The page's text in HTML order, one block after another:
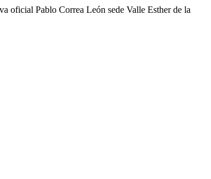
oficial Pablo Correa León sede Valle Esther de la